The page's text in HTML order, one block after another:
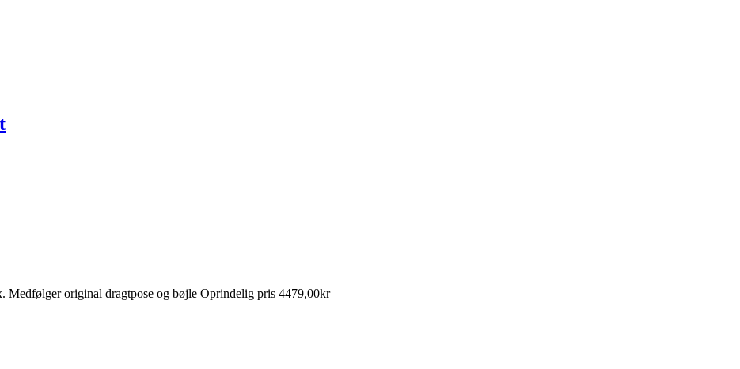
original dragtpose og bøjle Oprindelig pris 4479,00kr